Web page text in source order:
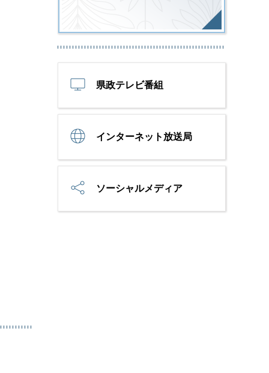
県政テレビ番組
インターネット放送局
ソーシャルメディア